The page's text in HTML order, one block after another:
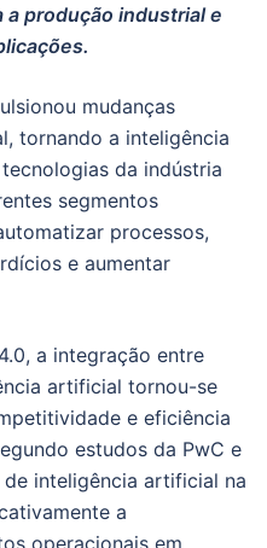
a produção industrial e
mudanças
tornando a inteligência
da indústria
segmentos
processos,
e aumentar
a integração entre
artificial tornou-se
e eficiência
estudos da PwC e
inteligência artificial na
a
operacionais em